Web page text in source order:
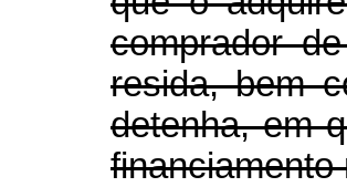
comprador
resida, bem
detenha, em